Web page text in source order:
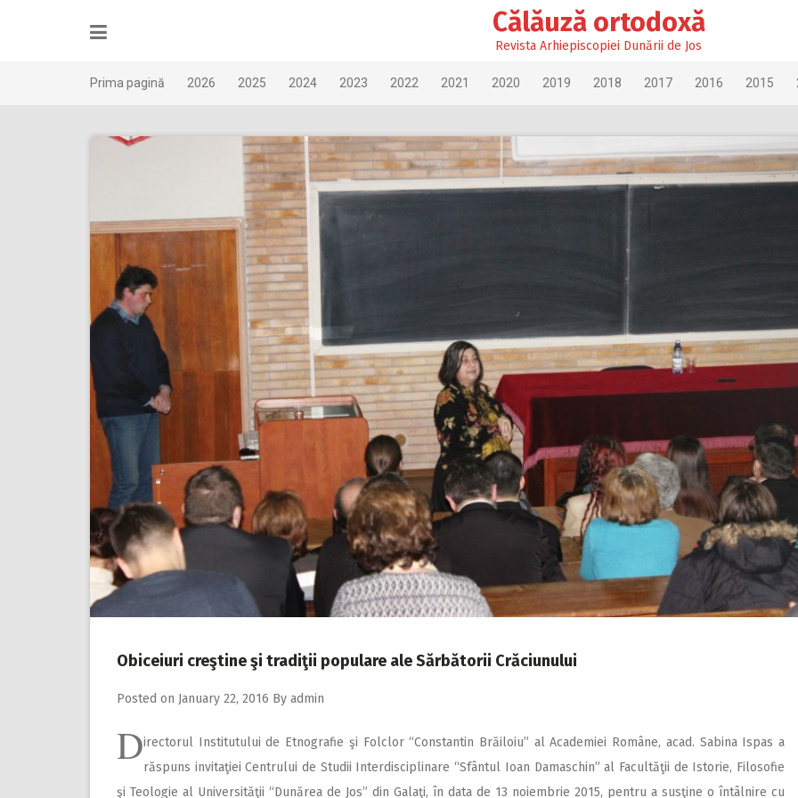
Călăuză ortodoxă
Revista Arhiepiscopiei Dunării de Jos
Prima pagină 2026 2025 2024 2023 2022 2021 2020 2019 2018 2017 2016 2015
Obiceiuri creştine şi tradiţii populare ale Sărbătorii Crăciunului
Posted on January 22, 2016 By admin
Directorul Institutului de Etnografie şi Folclor “Constantin Brăiloiu” al Academiei Române, acad. Sabina Ispas a
răspuns invitaţiei Centrului de Studii Interdisciplinare “Sfântul Ioan Damaschin” al Facultăţii de Istorie, Filosofie
şi Teologie al Universităţii “Dunărea de Jos” din Galaţi, în data de 13 noiembrie 2015, pentru a susţine o întâlnire cu